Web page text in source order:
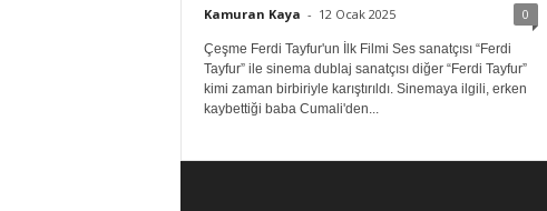
u
k
Kamuran Kaya - 12 Ocak 2025 0
Çeşme Ferdi Tayfur'un İlk Filmi Ses sanatçısı “Ferdi
Tayfur” ile sinema dublaj sanatçısı diğer “Ferdi Tayfur”
kimi zaman birbiriyle karıştırıldı. Sinemaya ilgili, erken
kaybettiği baba Cumali'den...